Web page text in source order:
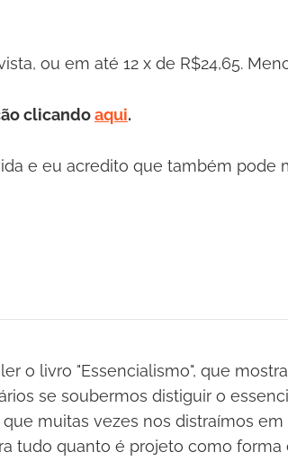
ou em até 12 x de R$24,65.
clicandoaqui.
e eu acredito que também pode
o livro "Essencialismo", que
se soubermos distiguir o
muitas vezes nos distraímos
tudo quanto é projeto como forma